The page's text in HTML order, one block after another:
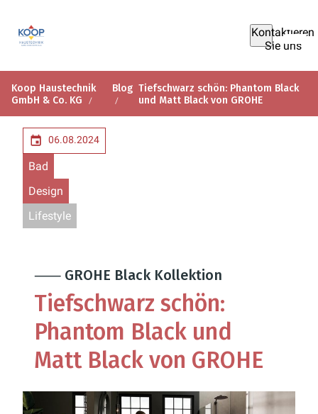
Kontaktieren
Sie uns
Koop Haustechnik
GmbH & Co. KG
Blog Tiefschwarz schön: Phantom Black
und Matt Black von GROHE
06.08.2024
Bad
Design
Lifestyle
⸺ GROHE Black Kollektion
Tiefschwarz schön:
Phantom Black und
Matt Black von GROHE